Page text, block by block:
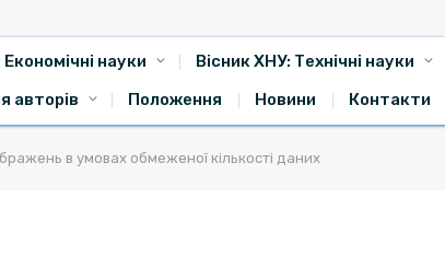
науки
Вісник ХНУ: Технічні науки
авторів
Положення Новини Контакти
в умовах обмеженої кількості даних